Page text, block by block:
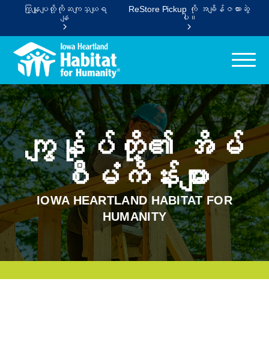
ကြှနျုပျတို့ကိုဆကျသှယျရ
နျ
ReStore Pickup ကို အချိန်ဇယားဆွဲ
ပါ။
ကျွန်ုပ်တို့၏ အိမ်
စီမံကိန်းများ
IOWA HEARTLAND HABITAT FOR
HUMANITY